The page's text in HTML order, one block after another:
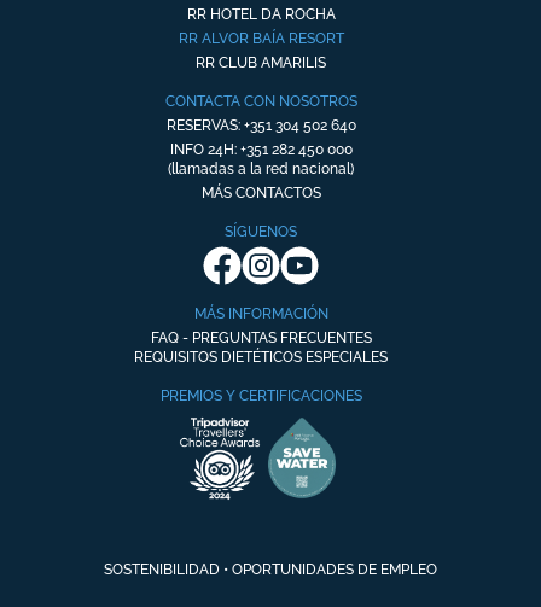
RR HOTEL DA ROCHA
RR ALVOR BAÍA RESORT
RR CLUB AMARILIS
CONTACTA CON NOSOTROS
RESERVAS: +351 304 502 640
INFO 24H: +351 282 450 000
(llamadas a la red nacional)
MÁS CONTACTOS
SÍGUENOS
MÁS INFORMACIÓN
FAQ - PREGUNTAS FRECUENTES
REQUISITOS DIETÉTICOS ESPECIALES
PREMIOS Y CERTIFICACIONES
SOSTENIBILIDAD • OPORTUNIDADES DE EMPLEO